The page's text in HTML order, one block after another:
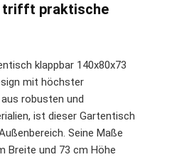
trifft praktische
klappbar 140x80x73
mit höchster
robusten und
ist dieser Gartentisch
Seine Maße
Breite und 73 cm Höhe